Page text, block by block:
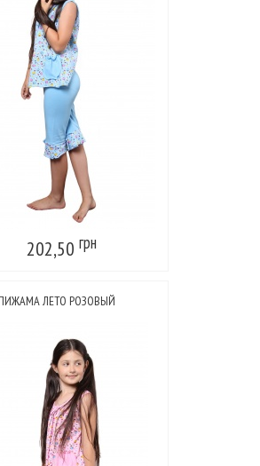
202,50 грн
ЛЕТО РОЗОВЫЙ